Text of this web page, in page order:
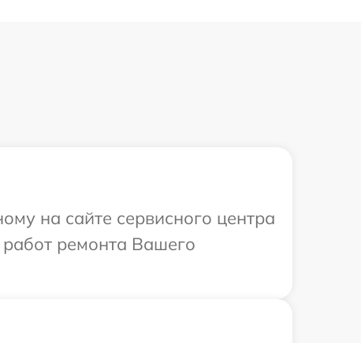
на сайте сервисного центра
ремонта Вашего